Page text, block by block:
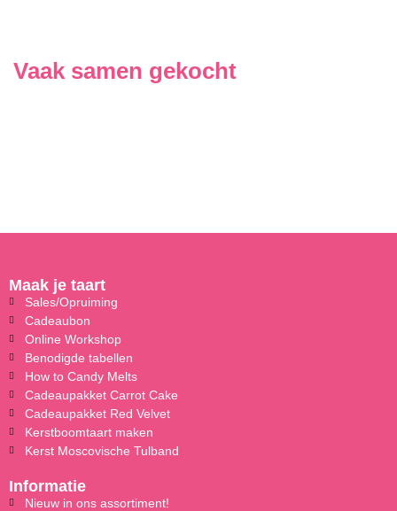
Vaak samen gekocht
Maak je taart
Sales/Opruiming
Cadeaubon
Online Workshop
Benodigde tabellen
How to Candy Melts
Cadeaupakket Carrot Cake
Cadeaupakket Red Velvet
Kerstboomtaart maken
Kerst Moscovische Tulband
Informatie
Nieuw in ons assortiment!